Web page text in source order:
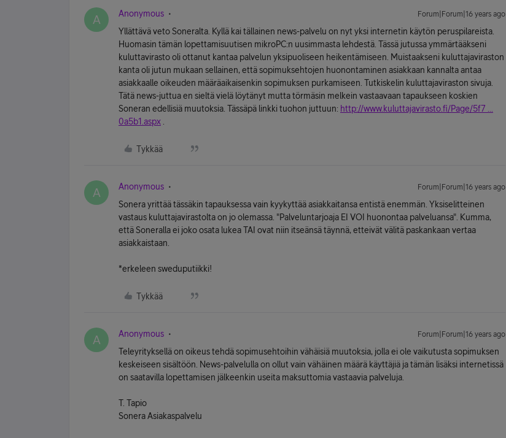
A Anonymous Forum|Forum|16 years ago
Yllättävä veto Soneralta. Kyllä kai tällainen news-palvelu on nyt yksi internetin käytön peruspilareista.
Huomasin tämän lopettamisuutisen mikroPC:n uusimmasta lehdestä. Tässä jutussa ymmärtääkseni
kuluttavirasto oli ottanut kantaa palvelun yksipuoliseen heikentämiseen. Muistaakseni kuluttajaviraston
kanta oli jutun mukaan sellainen, että sopimuksehtojen huonontaminen asiakkaan kannalta antaa
asiakkaalle oikeuden määräaikaisenkin sopimuksen purkamiseen. Tutkiskelin kuluttajaviraston sivuja.
Tätä news-juttua en sieltä vielä löytänyt mutta törmäsin melkein vastaavaan tapaukseen koskien
Soneran edellisiä muutoksia. Tässäpä linkki tuohon juttuun: http://www.kuluttajavirasto.fi/Page/5f7 ...
0a5b1.aspx
Tykkää
A Anonymous Forum|Forum|16 years ago
Sonera yrittää tässäkin tapauksessa vain kyykyttää asiakkaitansa entistä enemmän. Yksiselitteinen
vastaus kuluttajavirastolta on jo olemassa. "Palveluntarjoaja EI VOI huonontaa palveluansa". Kumma,
että Soneralla ei joko osata lukea TAI ovat niin itseänsä täynnä, etteivät välitä paskankaan vertaa
asiakkaistaan.
*erkeleen sweduputiikki!
Tykkää
A Anonymous Forum|Forum|16 years ago
Teleyrityksellä on oikeus tehdä sopimusehtoihin vähäisiä muutoksia, jolla ei ole vaikutusta sopimuksen
keskeiseen sisältöön. News-palvelulla on ollut vain vähäinen määrä käyttäjiä ja tämän lisäksi internetissä
on saatavilla lopettamisen jälkeenkin useita maksuttomia vastaavia palveluja.
T. Tapio
Sonera Asiakaspalvelu